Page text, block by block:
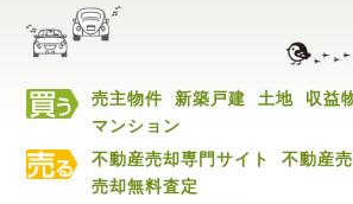
売主物件 新築戸建 土地 収益
マンション
不動産売却専門サイト
不動産
売却無料査定